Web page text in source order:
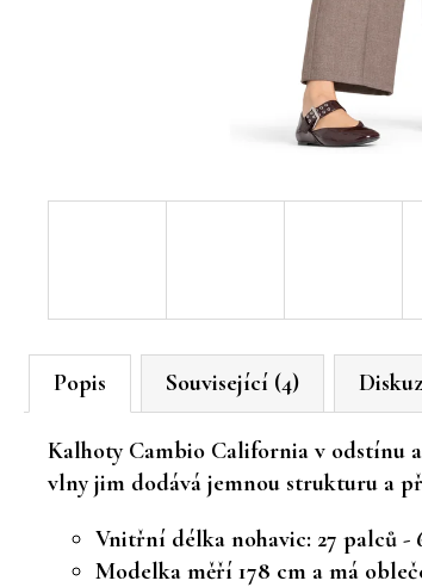
Popis Související (4)
Kalhoty Cambio California v odstínu
vlnyjim dodává jemnou strukturu a
Vnitřní délka nohavic: 27 palců -
Modelka měří 178 cm a má